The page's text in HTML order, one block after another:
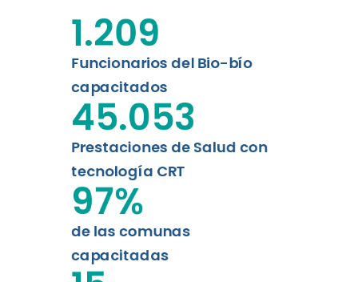
Funcionarios del Bio-bío
capacitados
1.209
Prestaciones de Salud con
tecnología CRT
45.053
de las comunas
capacitadas
97%